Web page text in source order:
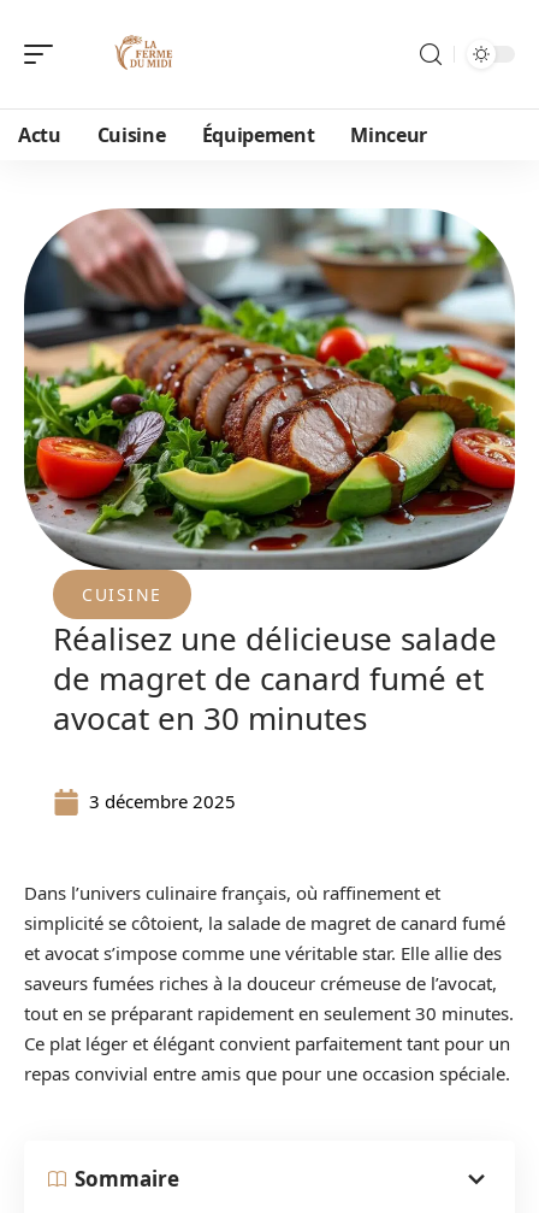
Actu Cuisine Équipement Minceur
CUISINE
Réalisez une délicieuse salade
de magret de canard fumé et
avocat en 30 minutes
3 décembre 2025
Dans l’univers culinaire français, où raffinement et
simplicité se côtoient, la salade de magret de canard fumé
et avocat s’impose comme une véritable star. Elle allie des
saveurs fumées riches à la douceur crémeuse de l’avocat,
tout en se préparant rapidement en seulement 30 minutes.
Ce plat léger et élégant convient parfaitement tant pour un
repas convivial entre amis que pour une occasion spéciale.
Sommaire